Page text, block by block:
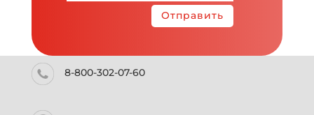
Отправить
8-800-302-07-60